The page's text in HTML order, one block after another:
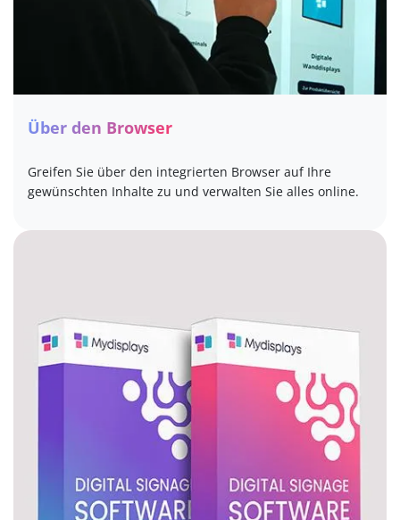
Über den Browser
Greifen Sie über den integrierten Browser auf Ihre
gewünschten Inhalte zu und verwalten Sie alles online.